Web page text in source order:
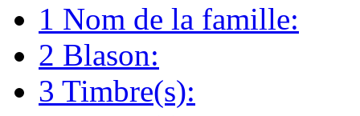
1 Nom de la famille:
2 Blason:
3 Timbre(s):